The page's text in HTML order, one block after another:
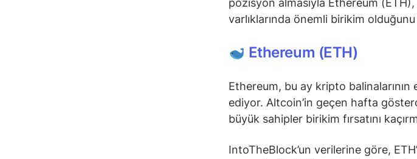
pozisyon almasıyla Ethereum
varlıklarında önemli birikim
Ethereum (ETH)
Ethereum, bu ay kripto
ediyor. Altcoin’in geçen hafta
büyük sahipler birikim fırsatını
IntoTheBlock’un verilerine göre,